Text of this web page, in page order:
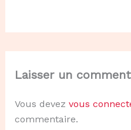
Laisser un
Vous devez vous
commentaire.